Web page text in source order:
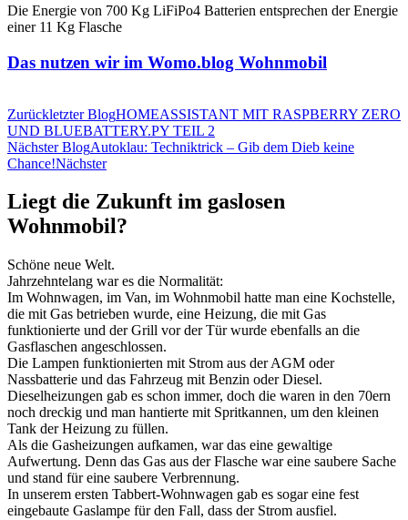
Die Energie von 700 Kg LiFiPo4 Batterien entsprechen der Energie
einer 11 Kg Flasche
Das nutzen wir im Womo.blog Wohnmobil
Zurückletzter BlogHOMEASSISTANT MIT RASPBERRY ZERO
UND BLUEBATTERY.PY TEIL 2
Nächster BlogAutoklau: Techniktrick – Gib dem Dieb keine
Chance!Nächster
Liegt die Zukunft im gaslosen
Wohnmobil?
Schöne neue Welt.
Jahrzehntelang war es die Normalität:
Im Wohnwagen, im Van, im Wohnmobil hatte man eine Kochstelle,
die mit Gas betrieben wurde, eine Heizung, die mit Gas
funktionierte und der Grill vor der Tür wurde ebenfalls an die
Gasflaschen angeschlossen.
Die Lampen funktionierten mit Strom aus der AGM oder
Nassbatterie und das Fahrzeug mit Benzin oder Diesel.
Dieselheizungen gab es schon immer, doch die waren in den 70ern
noch dreckig und man hantierte mit Spritkannen, um den kleinen
Tank der Heizung zu füllen.
Als die Gasheizungen aufkamen, war das eine gewaltige
Aufwertung. Denn das Gas aus der Flasche war eine saubere Sache
und stand für eine saubere Verbrennung.
In unserem ersten Tabbert-Wohnwagen gab es sogar eine fest
eingebaute Gaslampe für den Fall, dass der Strom ausfiel.